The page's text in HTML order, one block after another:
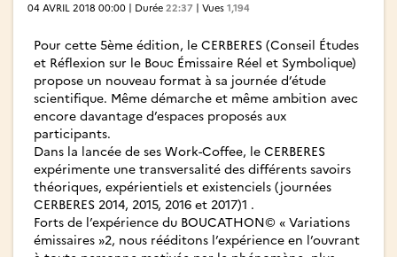
04 AVRIL 2018 00:00 | Durée 22:37 | Vues 1,194
Pour cette 5ème édition, le CERBERES (Conseil Études
et Réflexion sur le Bouc Émissaire Réel et Symbolique)
propose un nouveau format à sa journée d’étude
scientifique. Même démarche et même ambition avec
encore davantage d’espaces proposés aux
participants.
Dans la lancée de ses Work-Coffee, le CERBERES
expérimente une transversalité des différents savoirs
théoriques, expérientiels et existenciels (journées
CERBERES 2014, 2015, 2016 et 2017)1 .
Forts de l’expérience du BOUCATHON© « Variations
émissaires »2, nous rééditons l’expérience en l’ouvrant